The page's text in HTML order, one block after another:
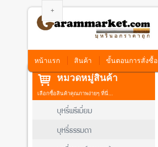
หน้าแรก สินค้า ขั้นตอนการสั่งซื้อ
หมวดหมู่สินค้า
เลือกซื้อสินค้าคุณภาพง่ายๆ ที่นี่...
บุหรี่พรีเมี่ยม
บุหรี่ธรรมดา